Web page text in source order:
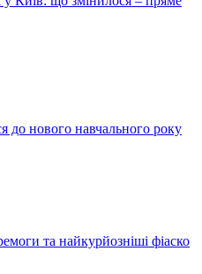
до нового навчального року
та найкурйозніші фіаско